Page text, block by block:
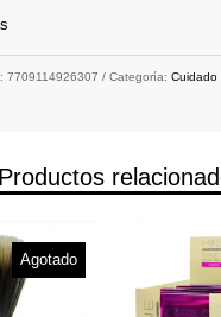
7709114926307 Categoría: Cuidado
Productos
Agotado